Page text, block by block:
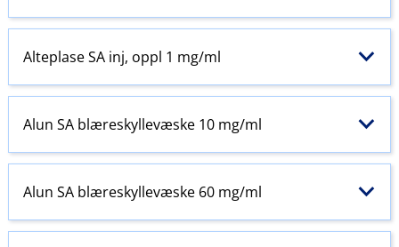
Alteplase SA inj, oppl 1 mg/ml
Alun SA blæreskyllevæske 10 mg/ml
Alun SA blæreskyllevæske 60 mg/ml